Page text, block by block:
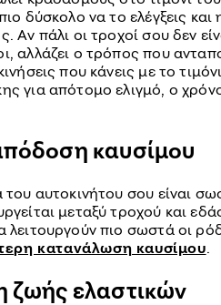
δύσκολο να το ελέγξεις
Αν πάλι οι τροχοί σου δεν
αλλάζει ο τρόπος που
που κάνεις με το
για απότομο ελιγμό, ο
καυσίμου
του αυτοκινήτου σου είναι
μεταξύ τροχού και
λειτουργούν πιο σωστά οι
κατανάλωση καυσίμου.
ζωής ελαστικών